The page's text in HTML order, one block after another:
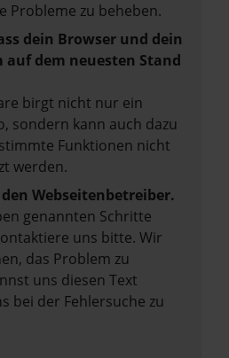
Probleme zu beheben.
dein Browser und dein
auf dem neuesten Stand
birgt nicht nur ein
sondern kann auch dazu
Funktionen nicht
werden.
Webseitenbetreiber.
genannten Schritte
uns bitte. Wir
das Problem zu
uns diesen Text
bei der Fehlersuche zu